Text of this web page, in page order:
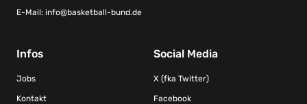
E-Mail: info@basketball-bund.de
Infos
Jobs
Kontakt
Social Media
X (fka Twitter)
Facebook